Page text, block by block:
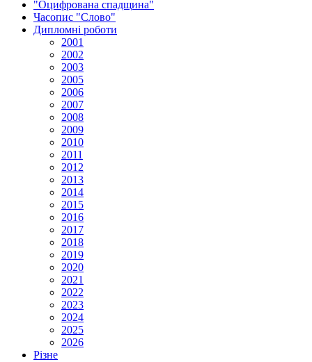
"Оцифрована спадщина"
Часопис "Слово"
Дипломні роботи
2001
2002
2003
2005
2006
2007
2008
2009
2010
2011
2012
2013
2014
2015
2016
2017
2018
2019
2020
2021
2022
2023
2024
2025
2026
Різне